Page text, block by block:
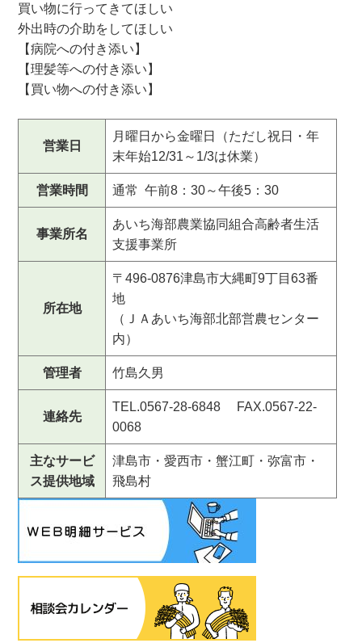
買い物に行ってきてほしい
外出時の介助をしてほしい
【病院への付き添い】
【理髪等への付き添い】
【買い物への付き添い】
営業日
月曜日から金曜日（ただし祝日・年
末年始12/31～1/3は休業）
営業時間 通常 午前8：30～午後5：30
事業所名
あいち海部農業協同組合高齢者生活
支援事業所
所在地
〒496-0876津島市大縄町9丁目63番
地
（ＪＡあいち海部北部営農センター
内）
管理者 竹島久男
連絡先
TEL.0567-28-6848 FAX.0567-22-
0068
主なサービ
ス提供地域
津島市・愛西市・蟹江町・弥富市・
飛島村